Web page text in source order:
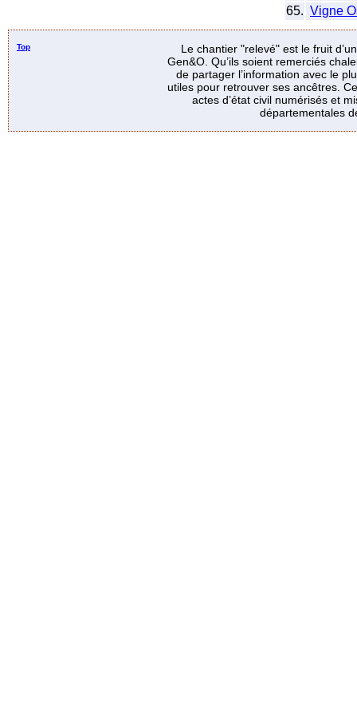
65. Vigne
Top
Le chantier "relevé" est le fruit
Gen&O. Qu’ils soient remerciés
de partager l’information avec le
utiles pour retrouver ses ancêtres.
actes d’état civil numérisés et
départementales